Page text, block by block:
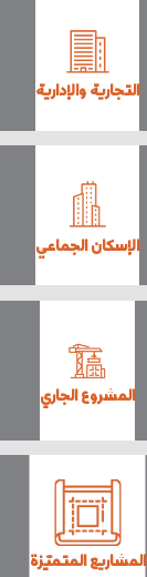
التجارية والإدارية
الإسكان الجماعي
المشروع الجاري
المشاريع المتميّزة